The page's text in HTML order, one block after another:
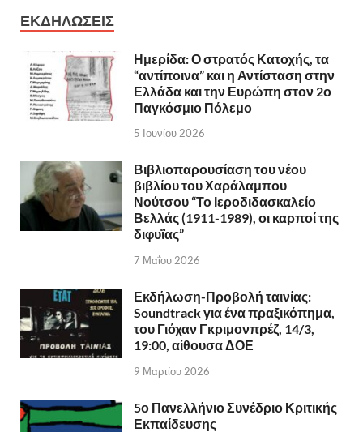
ΕΚΔΗΛΩΣΕΙΣ
Ημερίδα: Ο στρατός Κατοχής, τα
“αντίποινα” και η Αντίσταση στην
Ελλάδα και την Ευρώπη στον 2ο
Παγκόσμιο Πόλεμο
5 Ιουνίου 2026
Βιβλιοπαρουσίαση του νέου
βιβλίου του Χαράλαμπου
Νούτσου “Το Ιεροδιδασκαλείο
Βελλάς (1911-1989), οι καρποί της
διφυΐας”
7 Μαΐου 2026
Εκδήλωση-Προβολή ταινίας:
Soundtrack για ένα πραξικόπημα,
του Γιόχαν Γκριμονπρέζ, 14/3,
19:00, αίθουσα ΔΟΕ
9 Μαρτίου 2026
5ο Πανελλήνιο Συνέδριο Κριτικής
Εκπαίδευσης